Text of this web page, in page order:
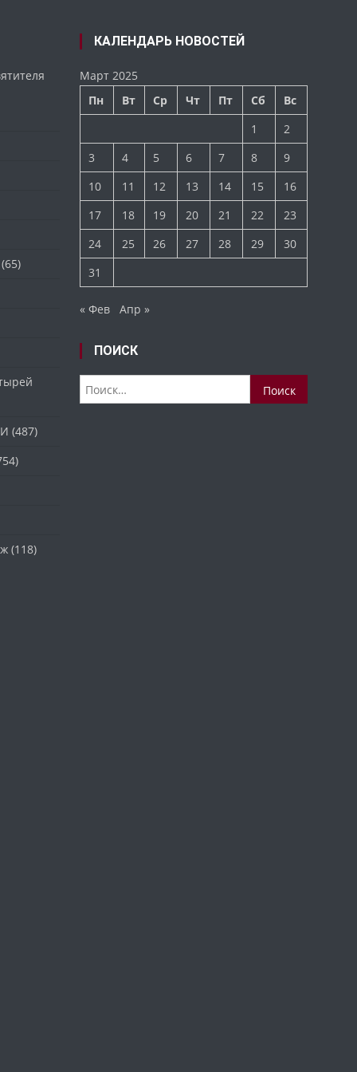
(65)
(487)
(118)
КАЛЕНДАРЬ НОВОСТЕЙ
Март 2025
Пн
Вт Ср Чт Пт Сб
Вс
1
2
3
4 5 6 7 8
9
10
11 12 13 14 15
16
17
18 19 20 21 22
23
24
25 26 27 28 29
30
31
« Фев Апр »
ПОИСК
Найти: